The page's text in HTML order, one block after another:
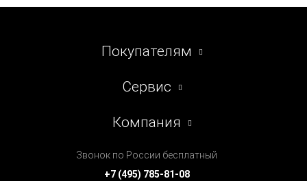
Покупателям
Сервис
Компания
Звонок по России бесплатный
+7 (495) 785-81-08